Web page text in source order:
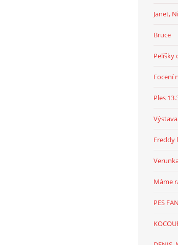
Janet,
Bruce
Pelíšky
Focení
Ples
Freddy
Máme
PES